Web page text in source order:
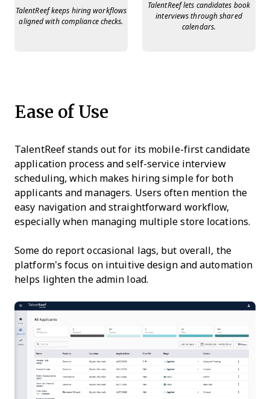
TalentReef keeps hiring workflows
aligned with compliance checks.
TalentReef lets candidates book
interviews through shared
calendars.
Ease of Use
TalentReef stands out for its mobile-first candidate
application process and self-service interview
scheduling, which makes hiring simple for both
applicants and managers. Users often mention the
easy navigation and straightforward workflow,
especially when managing multiple store locations.
Some do report occasional lags, but overall, the
platform’s focus on intuitive design and automation
helps lighten the admin load.